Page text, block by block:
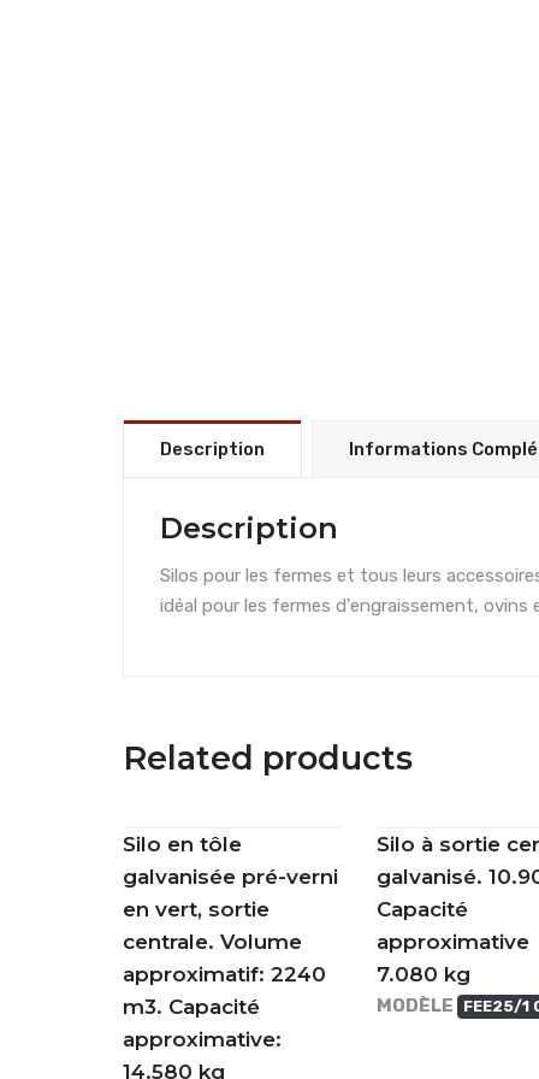
Description Informations
Description
Silos pour les fermes et tous leurs
idéal pour les fermes d'engraissement, ovins
Related products
Silo en tôle
galvanisée pré-verni
en vert, sortie
centrale. Volume
approximatif: 2240
m3. Capacité
approximative:
14.580 kg
Silo à sortie
galvanisé.
Capacité
approximative
7.080 kg
MODÈLE FEE25/1